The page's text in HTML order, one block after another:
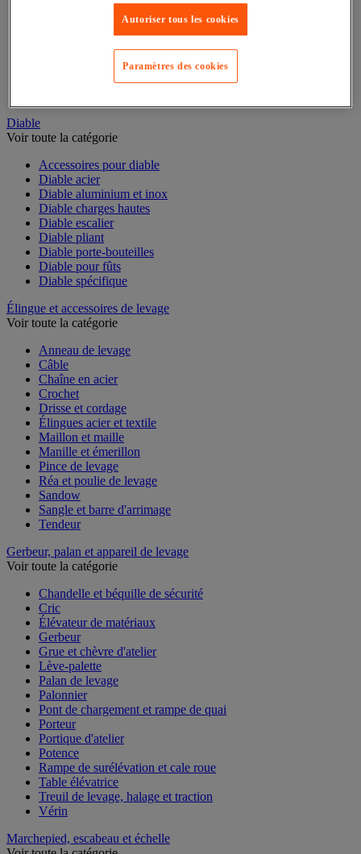
Convoyeur à rouleaux
Convoyeur extensible et mobile
Convoyeur motorisé à bande
Convoyeur pour palettes
Rail et barrette de manutention
Rouleau de manutention et galet pour convoyeur
Diable
Voir toute la catégorie
Accessoires pour diable
Diable acier
Diable aluminium et inox
Diable charges hautes
Diable escalier
Diable pliant
Diable porte-bouteilles
Diable pour fûts
Diable spécifique
Élingue et accessoires de levage
Voir toute la catégorie
Anneau de levage
Câble
Chaîne en acier
Crochet
Drisse et cordage
Élingues acier et textile
Maillon et maille
Manille et émerillon
Pince de levage
Réa et poulie de levage
Sandow
Sangle et barre d'arrimage
Tendeur
Gerbeur, palan et appareil de levage
Voir toute la catégorie
Chandelle et béquille de sécurité
Cric
Élévateur de matériaux
Gerbeur
Grue et chèvre d'atelier
Lève-palette
Palan de levage
Palonnier
Pont de chargement et rampe de quai
Porteur
Portique d'atelier
Potence
Rampe de surélévation et cale roue
Table élévatrice
Treuil de levage, halage et traction
Vérin
Marchepied, escabeau et échelle
Autoriser tous les cookies
Paramètres des cookies